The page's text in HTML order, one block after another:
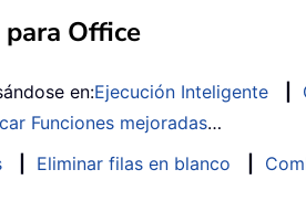
Office
en:Ejecución Inteligente
Funciones mejoradas…
Eliminar filas en blanco